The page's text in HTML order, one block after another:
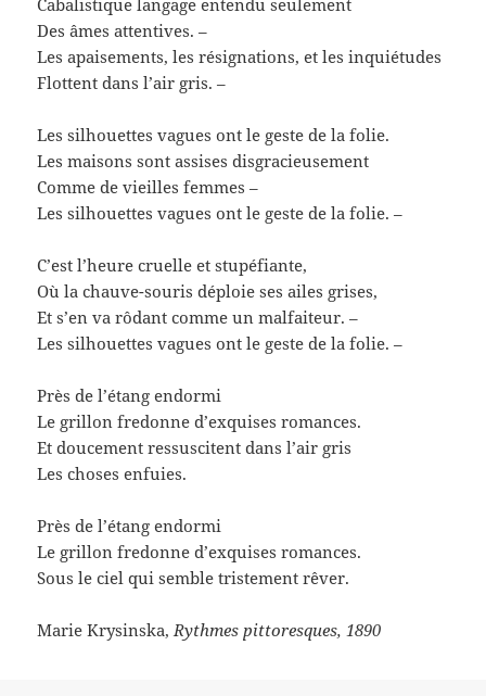
Des âmes attentives. –
Les apaisements, les résignations, et les inquiétudes
Flottent dans l’air gris. –
Les silhouettes vagues ont le geste de la folie.
Les maisons sont assises disgracieusement
Comme de vieilles femmes –
Les silhouettes vagues ont le geste de la folie. –
C’est l’heure cruelle et stupéfiante,
Où la chauve-souris déploie ses ailes grises,
Et s’en va rôdant comme un malfaiteur. –
Les silhouettes vagues ont le geste de la folie. –
Près de l’étang endormi
Le grillon fredonne d’exquises romances.
Et doucement ressuscitent dans l’air gris
Les choses enfuies.
Près de l’étang endormi
Le grillon fredonne d’exquises romances.
Sous le ciel qui semble tristement rêver.
Marie Krysinska, Rythmes pittoresques, 1890